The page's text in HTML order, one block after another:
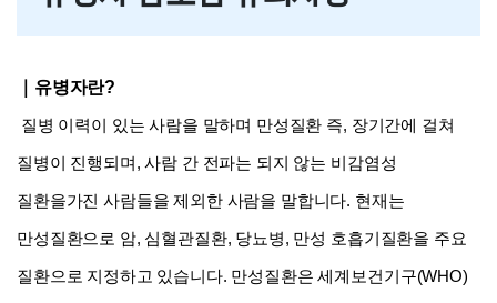
｜유병자란?
질병 이력이 있는 사람을 말하며 만성질환 즉, 장기간에 걸쳐
질병이 진행되며, 사람 간 전파는 되지 않는 비감염성
질환을가진 사람들을 제외한 사람을 말합니다. 현재는
만성질환으로 암, 심혈관질환, 당뇨병, 만성 호흡기질환을 주요
질환으로 지정하고 있습니다. 만성질환은 세계보건기구(WHO)
기저질환, 기왕력, 유병자 알아보기
유병자 암보험 유의사항